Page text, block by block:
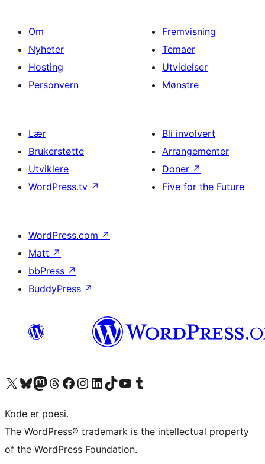
Om
Nyheter
Hosting
Personvern
Fremvisning
Temaer
Utvidelser
Mønstre
Lær
Brukerstøtte
Utviklere
WordPress.tv ↗
Bli involvert
Arrangementer
Doner ↗
Five for the Future
WordPress.com ↗
Matt ↗
bbPress ↗
BuddyPress ↗
Besøk vår konto på X Visit our Bluesky account
Besøk vår Mastodon-konto
Visit our Threads account
Besøk vår Facebook-sideBesøk vår Instagram-konto
Besøk vår LinkedIn-konto
Visit our TikTok account
Visit our YouTube channel
Visit our Tumblr account
Kode er poesi.
The WordPress® trademark is the intellectual property
of the WordPress Foundation.